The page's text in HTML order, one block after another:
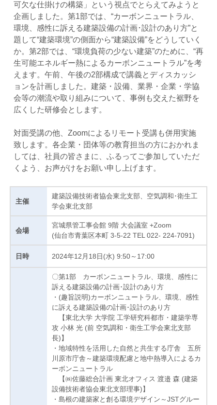
可欠な仕掛けの構築」という視点でとらえてみようと
企画しました。第1部では、“カーボンニュートラル、
環境、感性に訴える建築設備の計画･設計のあり方”と
題して“建築環境”の側面から“建築設備”をどうしていく
か。第2部では、“環境負荷の少ない建築”のために、“再
生可能エネルギー熱によるカーボンニュートラル”を考
えます。午前、午後の2部構成で講義とディスカッシ
ョンを計画しました。建築・設備、業界・企業・学協
会等の潮流や取り組みについて、事例も交えた裾野を
広くした研修会とします。
対面受講の他、Zoomによるリモート受講も併用実施
致します。各企業・団体等の教育担当の方におかれま
しては、社員の皆さまに、ふるってご参加していただ
くよう、お声がけをお願い申し上げます。
主催
建築設備技術者協会東北支部、空気調和･衛生工
学会東北支部
会場
宮城県管工事会館 9階 大会議室 +Zoom
(仙台市青葉区本町 3-5-22 TEL 022- 224-7091)
日時 2024年12月18日(水) 9:50～17:00
〇第1部 カーボンニュートラル、環境、感性に
訴える建築設備の計画･設計のあり方
・(趣旨説明)カーボンニュートラル、環境、感性
に訴える建築設備の計画･設計のあり方
【東北大学 大学院 工学研究科都市・建築学専
攻 小林 光 (前 空気調和・衛生工学会東北支部
長)】
・地域特性を活用した自然と共生する庁舎 五所
川原市庁舎～建築環境配慮と地中熱導入によるカ
ーボンニュートラル
【㈱佐藤総合計画 東北オフィス 渡邉 森 (建築
設備技術者協会東北支部理事)】
・島根の建築家と創る環境デザイン～JSTグルー